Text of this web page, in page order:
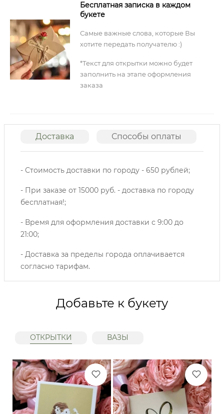
Бесплатная записка в каждом
букете
Самые важные слова, которые Вы
хотите передать получателю :)
*Текст для открытки можно будет
заполнить на этапе оформления
заказа
Доставка Способы оплаты
- Стоимость доставки по городу - 650 рублей;
- При заказе от 15000 руб. - доставка по городу
бесплатная!;
- Время для оформления доставки с 9:00 до
21:00;
- Доставка за пределы города оплачивается
согласно тарифам.
Добавьте к букету
ОТКРЫТКИ ВАЗЫ